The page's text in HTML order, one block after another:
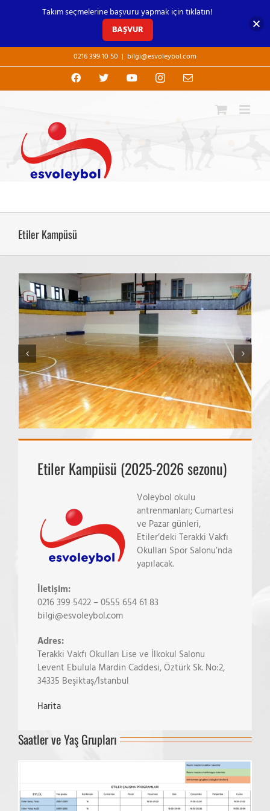
to
0216 399 10 50 | bilgi@esvoleybol.com
Facebook
X YouTubeInstagram
E-
Etiler Kampüsü
Etiler Kampüsü (2025-2026 sezonu)
Voleybol okulu
antrenmanları; Cumartesi
ve Pazar günleri,
Etiler’deki Terakki Vakfı
Okulları Spor Salonu’nda
yapılacak.
İletişim:
0216 399 5422 – 0555 654 61 83
bilgi@esvoleybol.com
Adres:
Terakki Vakfı Okulları Lise ve İlkokul Salonu
Levent Ebulula Mardin Caddesi, Öztürk Sk. No:2,
34335 Beşiktaş/İstanbul
Harita
Saatler ve Yaş Grupları
Takım seçmelerine başvuru yapmak için tıklatın!
BAŞVUR